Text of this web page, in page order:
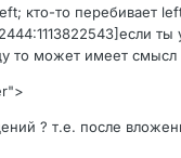
кто-то перебивает
то может имеет смысл
? т.е. после